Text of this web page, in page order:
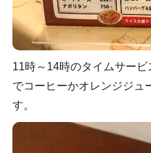
11時～14時のタイムサー
でコーヒーかオレンジジュ
す。